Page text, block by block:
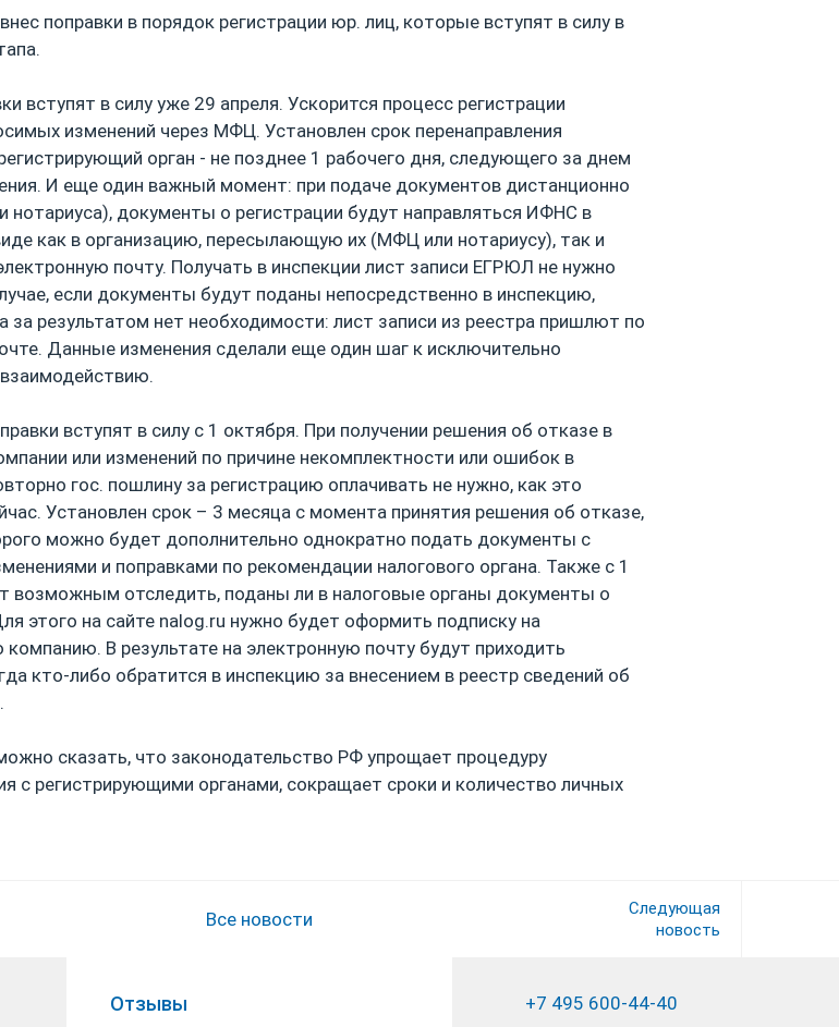
поправки в порядок регистрации юр. лиц, которые вступят в силу в
вступят в силу уже 29 апреля. Ускорится процесс регистрации
изменений через МФЦ. Установлен срок перенаправления
орган - не позднее 1 рабочего дня, следующего за днем
И еще один важный момент: при подаче документов дистанционно
нотариуса), документы о регистрации будут направляться ИФНС в
как в организацию, пересылающую их (МФЦ или нотариусу), так и
почту. Получать в инспекции лист записи ЕГРЮЛ не нужно
если документы будут поданы непосредственно в инспекцию,
за результатом нет необходимости: лист записи из реестра пришлют по
Данные изменения сделали еще один шаг к исключительно
вступят в силу с 1 октября. При получении решения об отказе в
или изменений по причине некомплектности или ошибок в
гос. пошлину за регистрацию оплачивать не нужно, как это
Установлен срок – 3 месяца с момента принятия решения об отказе,
можно будет дополнительно однократно подать документы с
и поправками по рекомендации налогового органа. Также с 1
возможным отследить, поданы ли в налоговые органы документы о
этого на сайте nalog.ru нужно будет оформить подписку на
В результате на электронную почту будут приходить
кто-либо обратится в инспекцию за внесением в реестр сведений об
сказать, что законодательство РФ упрощает процедуру
с регистрирующими органами, сокращает сроки и количество личных
Все новости
Следующая
новость
Отзывы
+7 495 600-44-40